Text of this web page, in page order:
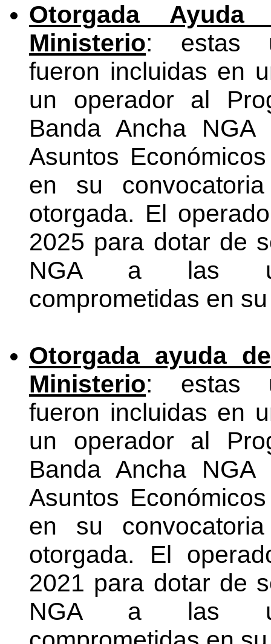
Otorgada
Ministerio: estas
fueron incluidas en
un operador al
Banda Ancha
Asuntos
en su
otorgada. El
2025 para dotar de
NGA a las
comprometidas en
Otorgada ayuda
Ministerio: estas
fueron incluidas en
un operador al
Banda Ancha
Asuntos
en su
otorgada. El
2021 para dotar de
NGA a las